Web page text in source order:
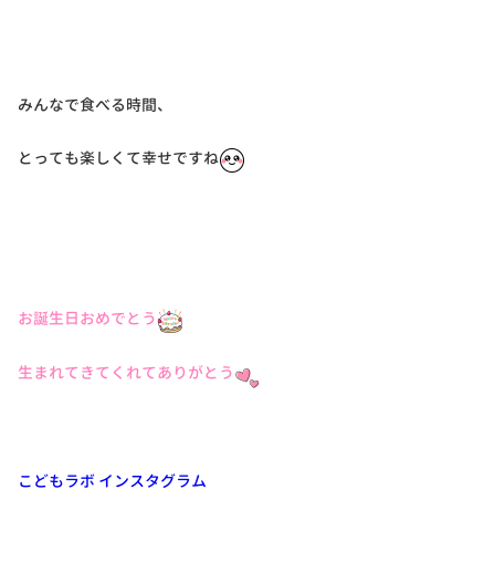
みんなで食べる時間、
とっても楽しくて幸せですね
お誕生日おめでとう
生まれてきてくれてありがとう
こどもラボ インスタグラム